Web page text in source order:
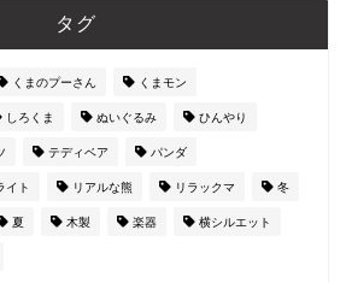
タグ
くまのプーさん くまモン
しろくま ぬいぐるみ ひんやり
テディベア パンダ
イト リアルな熊 リラックマ 冬
夏 木製 楽器 横シルエット